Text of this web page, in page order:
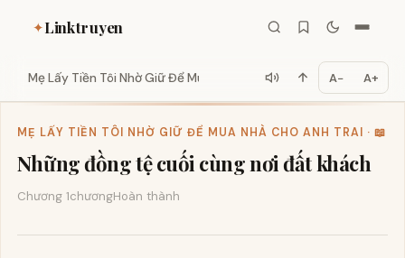
✦Linktruyen
Mẹ Lấy Tiền Tôi Nhờ Giữ Để Mua... A− A+
MẸ LẤY TIỀN TÔI NHỜ GIỮ ĐỂ MUA NHÀ CHO ANH TRAI · 📖
Những đồng tệ cuối cùng nơi đất khách
Chương 1chươngHoàn thành